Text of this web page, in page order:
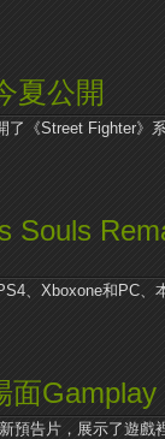
夏公開
《Street Fighter》
Souls
、Xboxone和PC
面Gamplay
預告片，展示了遊戲